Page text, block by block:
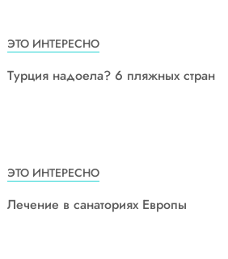
ЭТО ИНТЕРЕСНО
Турция надоела? 6 пляжных стран
ЭТО ИНТЕРЕСНО
Лечение в санаториях Европы